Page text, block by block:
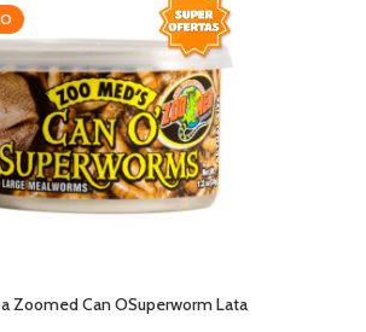
Zoomed Can OSuperworm Lata